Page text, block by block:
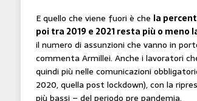
E quello che viene fuori è che la
poi tra 2019 e 2021 resta più o meno
il numero di assunzioni che vanno in
commenta Armillei. Anche i lavoratori
quindi più nelle comunicazioni
2020, quella post lockdown), con la
più bassi – del periodo pre pandemia.